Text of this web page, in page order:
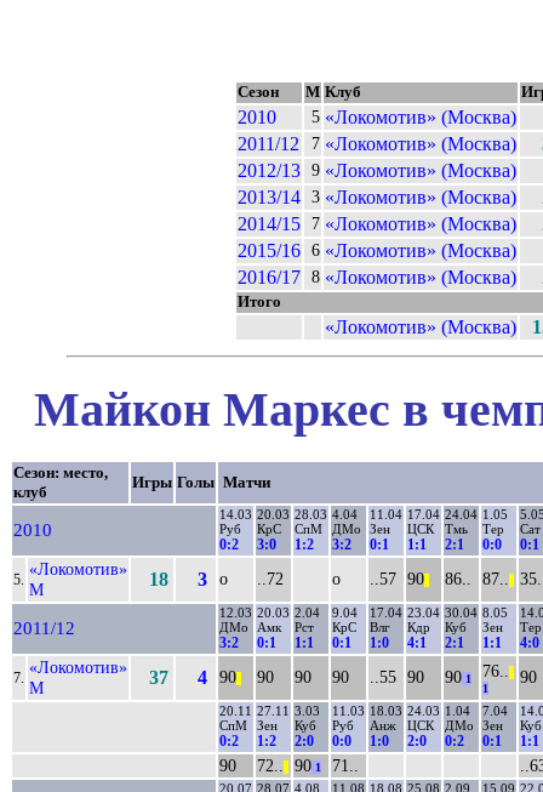
Сезон М Клуб
2010 5 «Локомотив» (Москва)
2011/12
7 «Локомотив» (Москва)
2012/13
9 «Локомотив» (Москва)
2013/14
3 «Локомотив» (Москва)
2014/15
7 «Локомотив» (Москва)
2015/16
6 «Локомотив» (Москва)
2016/17
8 «Локомотив» (Москва)
Итого
«Локомотив» (Москва)
Майкон Маркес в
Сезон: место,
клуб
Игры Голы Матчи
2010
14.03
Руб
0:2
20.03
КрС
3:0
28.03
СпМ
1:2
4.04
ДМо
3:2
11.04
Зен
0:1
17.04
ЦСК
1:1
24.04
Тмь
2:1
1.05
Тер
0:0
Сат
0:1
5.
«Локомотив»
М
18 3 о ..72 о ..57 90 86.. 87..
2011/12
12.03
ДМо
3:2
20.03
Амк
0:1
2.04
Рст
1:1
9.04
КрС
0:1
17.04
Влг
1:0
23.04
Кдр
4:1
30.04
Куб
2:1
8.05
Зен
1:1
Тер
4:0
7.
«Локомотив»
М
37 4 90 90 90 90 ..55 90 90 1 76..
1
90
20.11
СпМ
0:2
27.11
Зен
1:2
3.03
Куб
2:0
11.03
Руб
0:0
18.03
Анж
1:0
24.03
ЦСК
2:0
1.04
ДМо
0:2
7.04
Зен
0:1
Куб
1:1
90 72.. 90 1 71..
20.07 28.07 4.08
11.08 18.08 25.08 2.09
15.09